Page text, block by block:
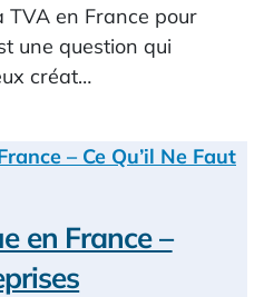
en France pour
une question qui
créat…
en France –